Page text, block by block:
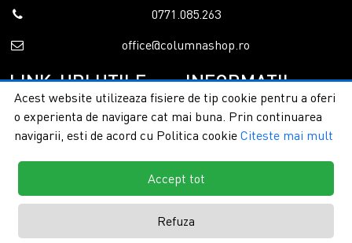
0771.085.263
office@columnashop.ro
LINK-URI UTILE
Acasa
Despre noi
Formular retur
INFORMATII
Garantie si service
Detalii livrare
Termeni si conditii
Copyright © 2026 - ColumnaShop |
Acest website utilizeaza fisiere de tip cookie pentru a oferi
o experienta de navigare cat mai buna. Prin continuarea
navigarii, esti de acord cu Politica cookie Citeste mai mult
Accept tot
Refuza